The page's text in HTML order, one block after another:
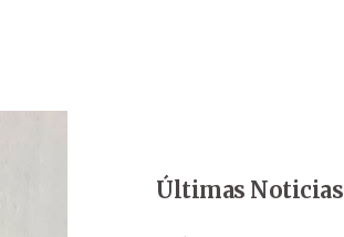
Últimas Noticias